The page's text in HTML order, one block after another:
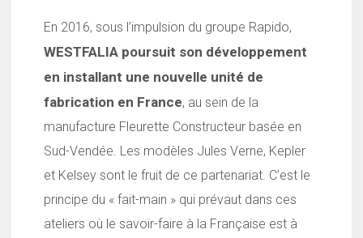
En 2016, sous l’impulsion du groupe Rapido,
WESTFALIA poursuit son développement
en installant une nouvelle unité de
fabrication en France, au sein de la
manufacture Fleurette Constructeur basée en
Sud-Vendée. Les modèles Jules Verne, Kepler
et Kelsey sont le fruit de ce partenariat. C’est le
principe du « fait-main » qui prévaut dans ces
ateliers où le savoir-faire à la Française est à